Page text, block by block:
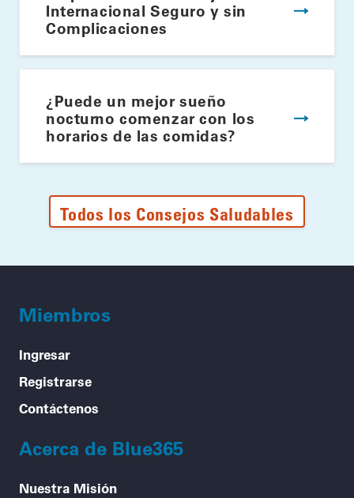
Internacional Seguro y sin
Complicaciones
¿Puede un mejor sueño
nocturno comenzar con los
horarios de las comidas?
Todos los Consejos Saludables
Miembros
Ingresar
Registrarse
Contáctenos
Acerca de Blue365
Nuestra Misión